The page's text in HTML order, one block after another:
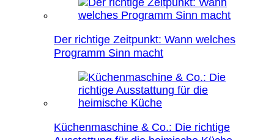
Der richtige Zeitpunkt: Wann welches
Programm Sinn macht
Küchenmaschine & Co.: Die richtige